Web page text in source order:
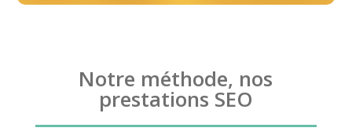
Notre méthode, nos
prestations SEO